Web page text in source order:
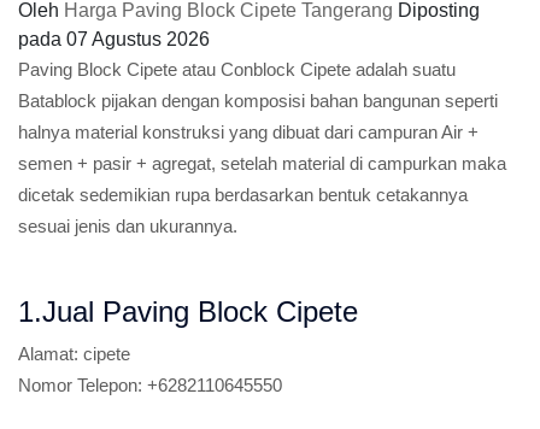
Oleh Harga Paving Block Cipete Tangerang Diposting
pada 07 Agustus 2026
Paving Block Cipete atau Conblock Cipete adalah suatu
Batablock pijakan dengan komposisi bahan bangunan seperti
halnya material konstruksi yang dibuat dari campuran Air +
semen + pasir + agregat, setelah material di campurkan maka
dicetak sedemikian rupa berdasarkan bentuk cetakannya
sesuai jenis dan ukurannya.
1.Jual Paving Block Cipete
Alamat: cipete
Nomor Telepon: +6282110645550